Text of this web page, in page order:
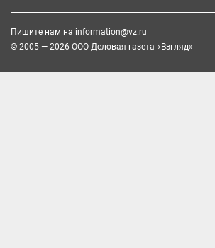
Пишите нам на information@vz.ru
© 2005 — 2026 ООО Деловая газета «Взгляд»